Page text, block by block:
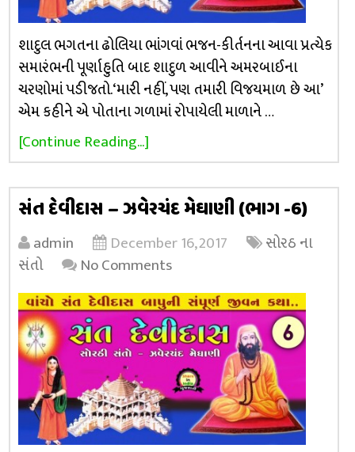
શાદુલ ભગતના ઢોલિયા ભાંગવાં ભજન-કીર્તનના આવા પ્રત્યેક
સમારંભની પૂર્ણાહુતિ બાદ શાદુળ આવીને અમરબાઈના
ચરણોમાં પડીજતો. ‘મારી નહીં, પણ તમારી વિજયમાળ છે આ’
એમ કહીને એ પોતાના ગળામાં રોપાયેલી માળાને …
[Continue Reading...]
સંત દેવીદાસ – ઝવેરચંદ મેઘાણી (ભાગ -6)
admin December 16, 2017
સોરઠ ના
સંતો
No Comments